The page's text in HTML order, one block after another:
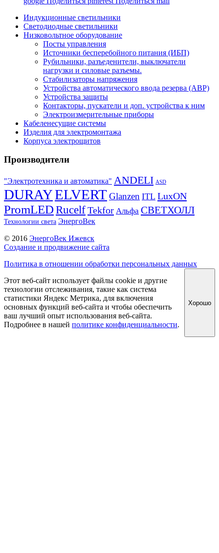
Индукционные светильники
Светодиодные светильники
Низковольтное оборудование
Посты управления
Источники бесперебойного питания (ИБП)
Рубильники, разъеденители, выключатели
нагрузки и силовые разъемы.
Стабилизаторы напряжения
Устройства автоматического ввода резерва (АВР)
Устройства защиты
Контакторы, пускатели и доп. устройства к ним
Электроизмерительные приборы
Кабеленесущие системы
Изделия для электромонтажа
Корпуса электрощитов
Производители
"Электротехника и автоматика" ANDELI ASD
DURAYELVERTGlanzen ITL LuxON
PromLED RucelfTekfor Альфа СВЕТХОЛЛ
Технологии света ЭнергоВек
© 2016 ЭнергоВек Ижевск
Создание и продвижение сайта
Политика в отношении обработки персональных данных
Этот веб-сайт использует файлы cookie и другие
технологии отслеживания, такие как система
статистики Яндекс Метрика, для включения
основных функций веб-сайта и чтобы обеспечить
ваш лучший опыт использования веб-сайта.
Подробнее в нашей политике конфиденциальности.
Хорошо